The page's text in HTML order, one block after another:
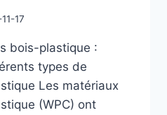
17
bois-plastique :
types de
Les matériaux
(WPC) ont